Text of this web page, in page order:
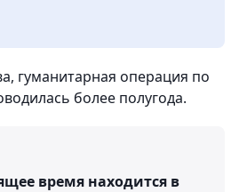
гуманитарная операция по
более полугода.
время находится в